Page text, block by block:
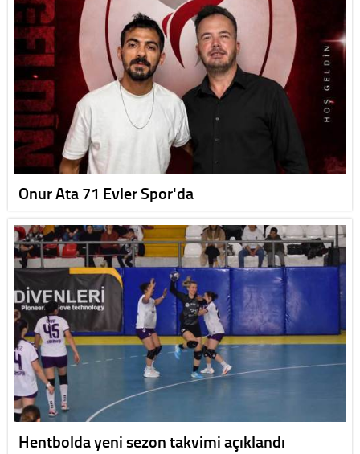
Onur Ata 71 Evler Spor'da
Hentbolda yeni sezon takvimi açıklandı